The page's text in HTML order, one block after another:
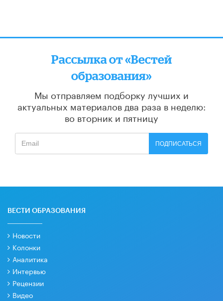
Рассылка от «Вестей
образования»
Мы отправляем подборку лучших и
актуальных материалов два раза в неделю:
во вторник и пятницу
ПОДПИСАТЬСЯ
ВЕСТИ ОБРАЗОВАНИЯ
Новости
Колонки
Аналитика
Интервью
Рецензии
Видео